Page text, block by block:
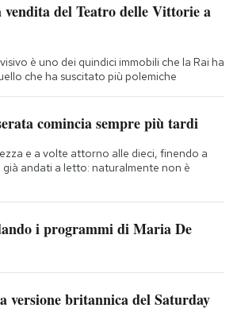
vendita del Teatro delle Vittorie a
è uno dei quindici immobili che la Rai ha
che ha suscitato più polemiche
comincia sempre più tardi
e a volte attorno alle dieci, finendo a
andati a letto: naturalmente non è
i programmi di Maria De
versione britannica del Saturday